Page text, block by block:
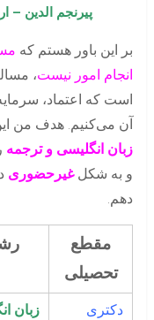
پیرنجم الدین – اردیبهشت
بر این باور هستم که
انجام امور نیست،
است که اعتماد،
آن می‌کنیم. هدف من
زبان انگلیسی و ترجمه
و به شکلغیرحضوری
دهم.
مقطع
تحصیلی
دكتری
زبان